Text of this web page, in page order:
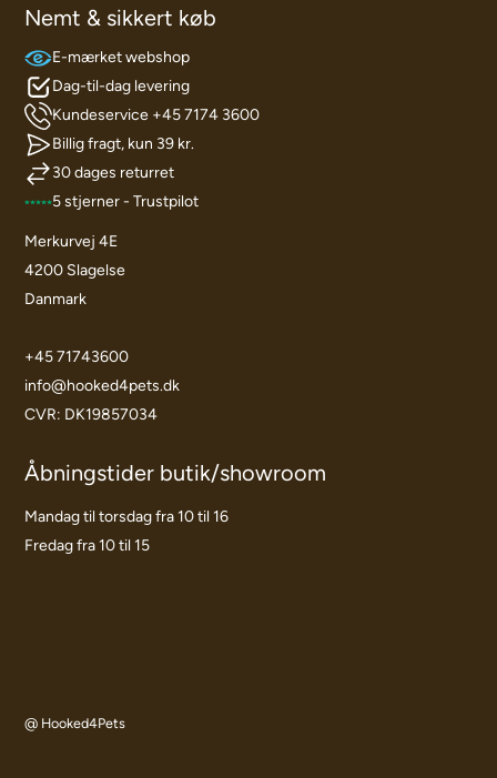
Nemt & sikkert køb
E-mærket webshop
Dag-til-dag levering
Kundeservice +45 7174 3600
Billig fragt, kun 39 kr.
30 dages returret
5 stjerner - Trustpilot
Merkurvej 4E
4200 Slagelse
Danmark
+45 71743600
info@hooked4pets.dk
CVR: DK19857034
Åbningstider butik/showroom
Mandag til torsdag fra 10 til 16
Fredag fra 10 til 15
@ Hooked4Pets